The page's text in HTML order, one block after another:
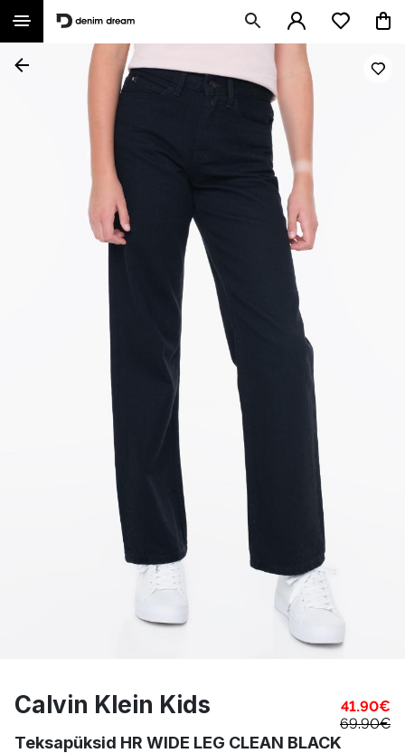
Calvin Klein Kids 41.90€
69.90€
Teksapüksid HR WIDE LEG CLEAN BLACK